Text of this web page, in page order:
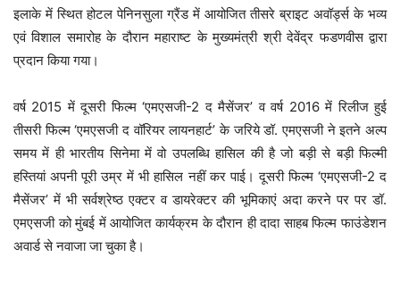
इलाके में स्थित होटल पेनिनसुला ग्रैंड में आयोजित तीसरे ब्राइट अवॉर्ड्स के भव्य
एवं विशाल समारोह के दौरान महाराष्ट के मुख्यमंत्री श्री देवेंद्र फडणवीस द्वारा
प्रदान किया गया।
वर्ष 2015 में दूसरी फिल्म ‘एमएसजी-2 द मैसेंजर’ व वर्ष 2016 में रिलीज हुई
तीसरी फिल्म ‘एमएसजी द वॉरियर लायनहार्ट’ के जरिये डॉ. एमएसजी ने इतने अल्प
समय में ही भारतीय सिनेमा में वो उपलब्धि हासिल की है जो बड़ी से बड़ी फिल्मी
हस्तियां अपनी पूरी उम्र में भी हासिल नहीं कर पाई। दूसरी फिल्म ‘एमएसजी-2 द
मैसेंजर’ में भी सर्वश्रेष्ठ एक्टर व डायरेक्टर की भूमिकाएं अदा करने पर पर डॉ.
एमएसजी को मुंबई में आयोजित कार्यक्रम के दौरान ही दादा साहब फिल्म फाउंडेशन
अवार्ड से नवाजा जा चुका है।